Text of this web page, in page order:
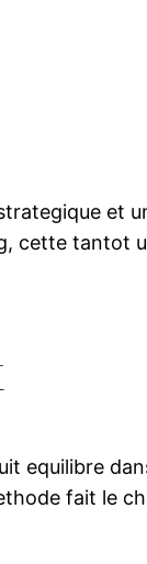
et
tantot
equilibre
fait le